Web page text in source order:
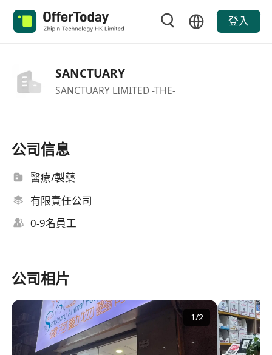
登入
SANCTUARY
SANCTUARY LIMITED -THE-
公司信息
醫療/製藥
有限責任公司
0-9名員工
公司相片
1/2